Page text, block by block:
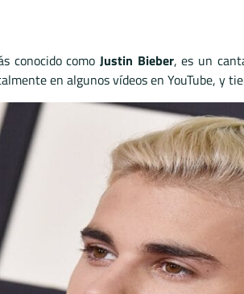
conocido comoJustin Bieber, es un
en algunos vídeos en YouTube, y